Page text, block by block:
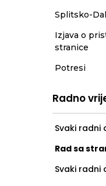
Splitsko-
Izjava o
stranice
Potresi
Radno
Svaki radni
Rad sa
Svaki radni